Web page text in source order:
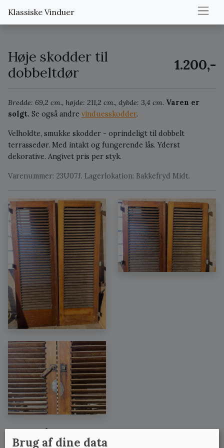
Klassiske Vinduer
Høje skodder til
dobbeltdør
1.200,-
Bredde: 69,2 cm., højde: 211,2 cm., dybde: 3,4 cm. Varen er
solgt. Se også andre vinduesskodder.
Velholdte, smukke skodder - oprindeligt til dobbelt
terrassedør. Med intakt og fungerende lås. Yderst
dekorative. Angivet pris per styk.
Varenummer: 23U07J. Lagerlokation: Bakkefryd Midt.
Se også:
Brug af dine data